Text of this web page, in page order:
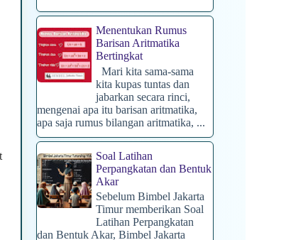
Menentukan Rumus
Barisan Aritmatika
Bertingkat
Mari kita sama-sama
kita kupas tuntas dan
jabarkan secara rinci,
mengenai apa itu barisan aritmatika,
apa saja rumus bilangan aritmatika, ...
Soal Latihan
Perpangkatan dan Bentuk
Akar
Sebelum Bimbel Jakarta
Timur memberikan Soal
Latihan Perpangkatan
dan Bentuk Akar, Bimbel Jakarta